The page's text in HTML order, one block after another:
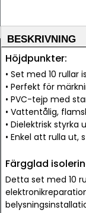
BESKRIVNING
Höjdpunkter:
• Set med 10 rullar
• Perfekt för
• PVC-tejp med
• Vattentålig,
• Dielektrisk styrka
• Enkel att rulla ut,
Färgglad
Detta set med 10